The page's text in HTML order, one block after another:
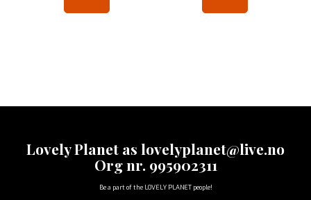
Lovely Planet as lovelyplanet@live.no
Org nr. 995902311
Be a part of the LOVELY PLANET people!